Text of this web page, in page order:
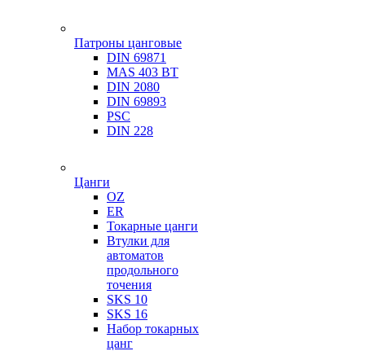
Патроны цанговые
DIN 69871
MAS 403 BT
DIN 2080
DIN 69893
PSC
DIN 228
Цанги
OZ
ER
Токарные цанги
Втулки для
автоматов
продольного
точения
SKS 10
SKS 16
Набор токарных
цанг